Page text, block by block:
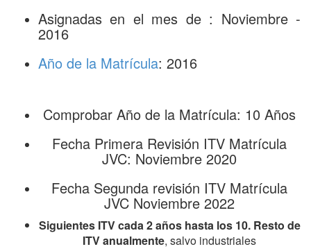
Asignadas en el mes de : Noviembre -
2016
Año de la Matrícula: 2016
Comprobar Año de la Matrícula: 10 Años
Fecha Primera Revisión ITV Matrícula
JVC: Noviembre 2020
Fecha Segunda revisión ITV Matrícula
JVC Noviembre 2022
Siguientes ITV cada 2 años hasta los 10. Resto de
ITV anualmente, salvo industriales